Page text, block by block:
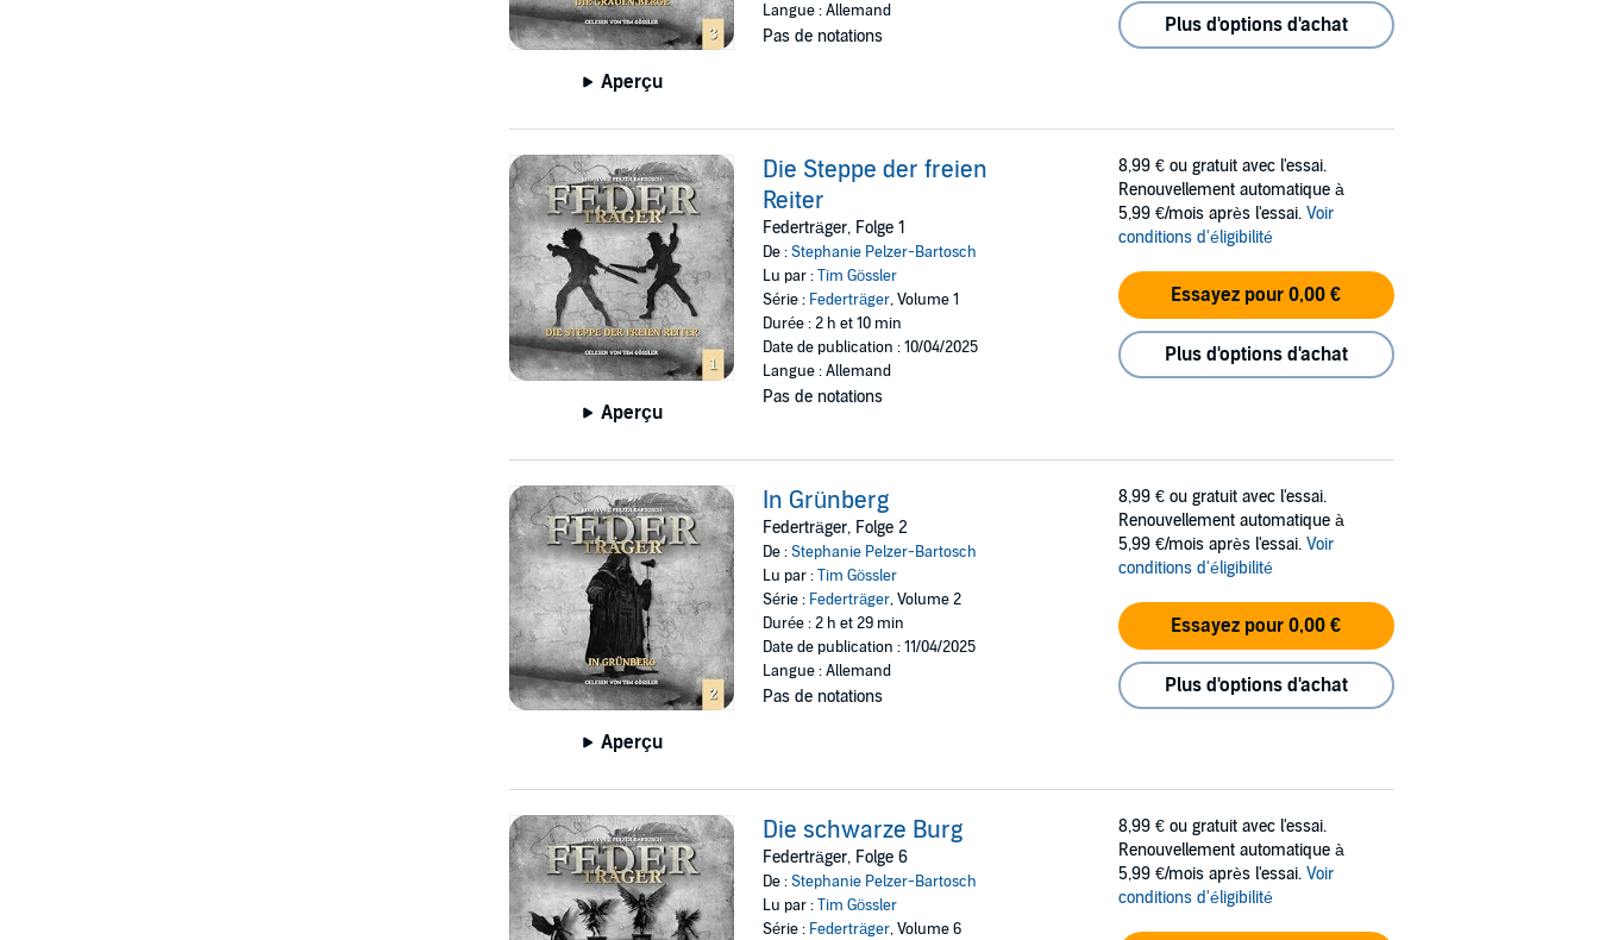
Aperçu
Langue : Allemand
Pas de notations Plus d'options d'achat
Aperçu
Die Steppe der freien
Reiter
Federträger, Folge 1
De :Stephanie Pelzer-Bartosch
Lu par :Tim Gössler
Série : Federträger, Volume 1
Durée : 2 h et 10 min
Date de publication : 10/04/2025
Langue : Allemand
Pas de notations
8,99 € ou gratuit avec l'essai.
Renouvellement automatique à
5,99 €/mois après l'essai. Voir
conditions d'éligibilité
Essayez pour 0,00 €
Plus d'options d'achat
Aperçu
In Grünberg
Federträger, Folge 2
De :Stephanie Pelzer-Bartosch
Lu par :Tim Gössler
Série : Federträger, Volume 2
Durée : 2 h et 29 min
Date de publication : 11/04/2025
Langue : Allemand
Pas de notations
8,99 € ou gratuit avec l'essai.
Renouvellement automatique à
5,99 €/mois après l'essai. Voir
conditions d'éligibilité
Essayez pour 0,00 €
Plus d'options d'achat
Die schwarze Burg
Federträger, Folge 6
De :Stephanie Pelzer-Bartosch
Lu par :Tim Gössler
Série : Federträger, Volume 6
8,99 € ou gratuit avec l'essai.
Renouvellement automatique à
5,99 €/mois après l'essai. Voir
conditions d'éligibilité